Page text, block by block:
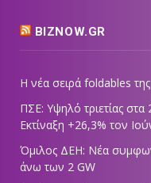
BIZNOW.GR
Η νέα σειρά foldables
ΠΣΕ: Υψηλό τριετίας στα
Εκτίναξη +26,3% τον
Όμιλος ΔΕΗ: Νέα
άνω των 2 GW